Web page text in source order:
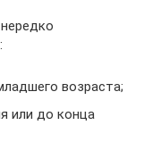
возраста;
или до конца